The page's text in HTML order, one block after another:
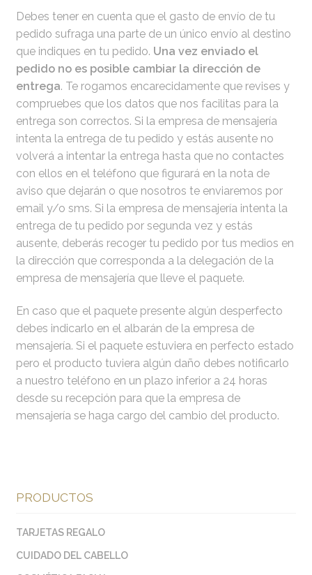
Debes tener en cuenta que el gasto de envío de tu
pedido sufraga una parte de un único envío al destino
que indiques en tu pedido. Una vez enviado el
pedido no es posible cambiar la dirección de
entrega. Te rogamos encarecidamente que revises y
compruebes que los datos que nos facilitas para la
entrega son correctos. Si la empresa de mensajería
intenta la entrega de tu pedido y estás ausente no
volverá a intentar la entrega hasta que no contactes
con ellos en el teléfono que figurará en la nota de
aviso que dejarán o que nosotros te enviaremos por
email y/o sms. Si la empresa de mensajería intenta la
entrega de tu pedido por segunda vez y estás
ausente, deberás recoger tu pedido por tus medios en
la dirección que corresponda a la delegación de la
empresa de mensajería que lleve el paquete.
En caso que el paquete presente algún desperfecto
debes indicarlo en el albarán de la empresa de
mensajería. Si el paquete estuviera en perfecto estado
pero el producto tuviera algún daño debes notificarlo
a nuestro teléfono en un plazo inferior a 24 horas
desde su recepción para que la empresa de
mensajería se haga cargo del cambio del producto.
PRODUCTOS
TARJETAS REGALO
CUIDADO DEL CABELLO